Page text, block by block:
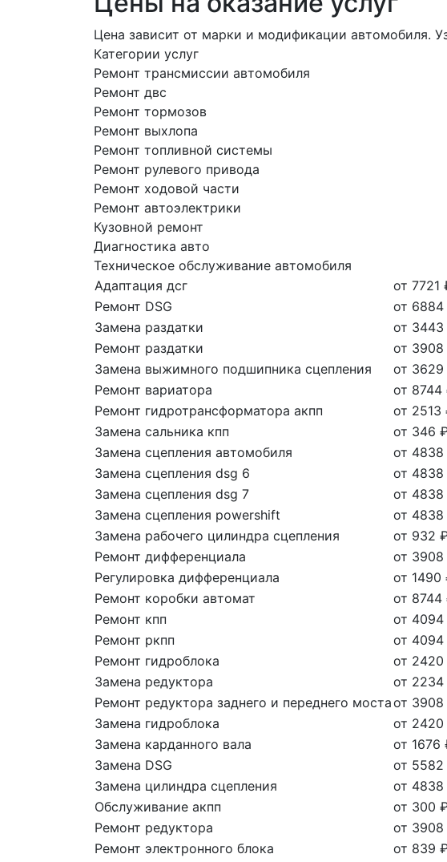
Цена зависит от марки и модификации автомобиля.
Категории услуг
Ремонт трансмиссии автомобиля
Ремонт двс
Ремонт тормозов
Ремонт выхлопа
Ремонт топливной системы
Ремонт рулевого привода
Ремонт ходовой части
Ремонт автоэлектрики
Кузовной ремонт
Диагностика авто
Техническое обслуживание автомобиля
Адаптация дсг
от 7721
Ремонт DSG
от
Замена раздатки
от
Ремонт раздатки
от
Замена выжимного подшипника сцепления
от
Ремонт вариатора
от 8744
Ремонт гидротрансформатора акпп
от 2513
Замена сальника кпп
от 346
Замена сцепления автомобиля
от
Замена сцепления dsg 6
от
Замена сцепления dsg 7
от
Замена сцепления powershift
от
Замена рабочего цилиндра сцепления
от 932
Ремонт дифференциала
от
Регулировка дифференциала
от 1490
Ремонт коробки автомат
от 8744
Ремонт кпп
от
Ремонт ркпп
от
Ремонт гидроблока
от
Замена редуктора
от
Ремонт редуктора заднего и переднего мостаот
Замена гидроблока
от
Замена карданного вала
от 1676
Замена DSG
от
Замена цилиндра сцепления
от
Обслуживание акпп
от 300
Ремонт редуктора
от
Ремонт электронного блока
от 839